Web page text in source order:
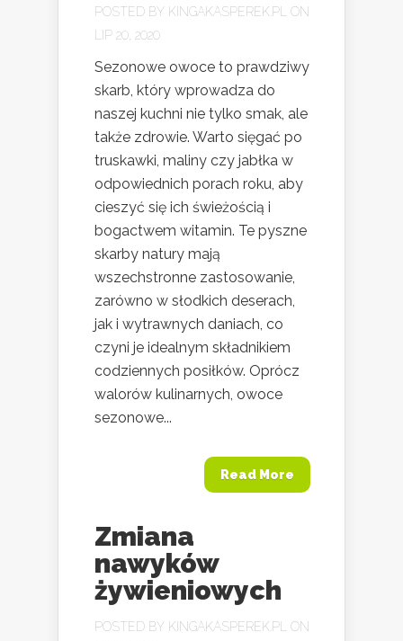
POSTED BY KINGAKASPEREK.PL
ON
LIP 20, 2020
Sezonowe owoce to prawdziwy
skarb, który wprowadza do
naszej kuchni nie tylko smak, ale
także zdrowie. Warto sięgać po
truskawki, maliny czy jabłka w
odpowiednich porach roku, aby
cieszyć się ich świeżością i
bogactwem witamin. Te pyszne
skarby natury mają
wszechstronne zastosowanie,
zarówno w słodkich deserach,
jak i wytrawnych daniach, co
czyni je idealnym składnikiem
codziennych posiłków. Oprócz
walorów kulinarnych, owoce
sezonowe...
Read More
Zmiana
nawyków
żywieniowych
POSTED BY KINGAKASPEREK.PL
ON